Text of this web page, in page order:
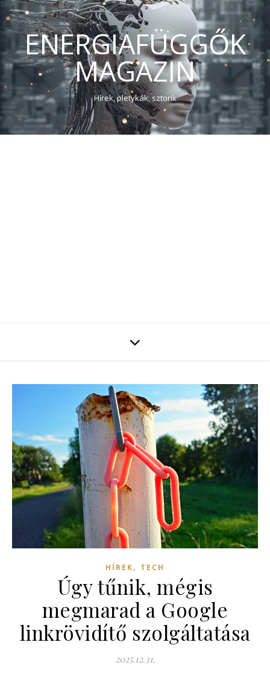
ENERGIAFÜGGŐK
MAGAZIN
Hírek, pletykák, sztorik
HÍREK, TECH
Úgy tűnik, mégis
megmarad a Google
linkrövidítő szolgáltatása
2025.12.31.